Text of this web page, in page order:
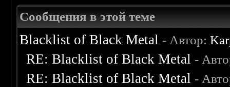
Сообщения в этой теме
Blacklist of Black Metal - Автор:
RE: Blacklist of Black Metal -
RE: Blacklist of Black Metal -